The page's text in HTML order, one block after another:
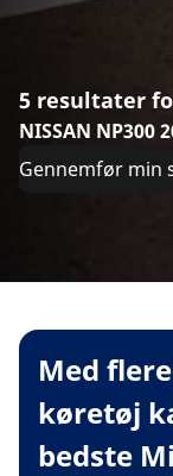
5 resultater
NISSAN NP300
Gennemfør min
Med
køretøj
bedste